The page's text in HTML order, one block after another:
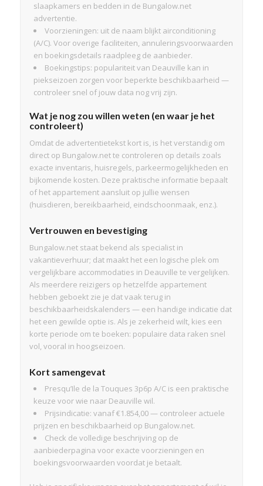
slaapkamers en bedden in de Bungalow.net
advertentie.
Voorzieningen: uit de naam blijkt airconditioning
(A/C). Voor overige faciliteiten, annuleringsvoorwaarden
en boekingsdetails raadpleeg de aanbieder.
Boekingstips: populariteit van Deauville kan in
piekseizoen zorgen voor beperkte beschikbaarheid —
controleer snel of jouw data nog vrij zijn.
Wat je nog zou willen weten (en waar je het
controleert)
Omdat de advertentietekst kort is, is het verstandig om
direct op Bungalow.net te controleren op details zoals
exacte inventaris, huisregels, parkeermogelijkheden en
bijkomende kosten. Deze praktische informatie bepaalt
of het appartement aansluit op jullie wensen
(huisdieren, bereikbaarheid, eindschoonmaak, enz.).
Vertrouwen en bevestiging
Bungalow.net staat bekend als specialist in
vakantieverhuur; dat maakt het een logische plek om
vergelijkbare accommodaties in Deauville te vergelijken.
Als meerdere reizigers op hetzelfde appartement
hebben geboekt zie je dat vaak terug in
beschikbaarheidskalenders — een handige indicatie dat
het een gewilde optie is. Als je zekerheid wilt, kies een
korte periode om te boeken: populaire data raken snel
vol, vooral in hoogseizoen.
Kort samengevat
Presqu’Ile de la Touques 3p6p A/C is een praktische
keuze voor wie naar Deauville wil.
Prijsindicatie: vanaf €1.854,00 — controleer actuele
prijzen en beschikbaarheid op Bungalow.net.
Check de volledige beschrijving op de
aanbiederpagina voor exacte voorzieningen en
boekingsvoorwaarden voordat je betaalt.